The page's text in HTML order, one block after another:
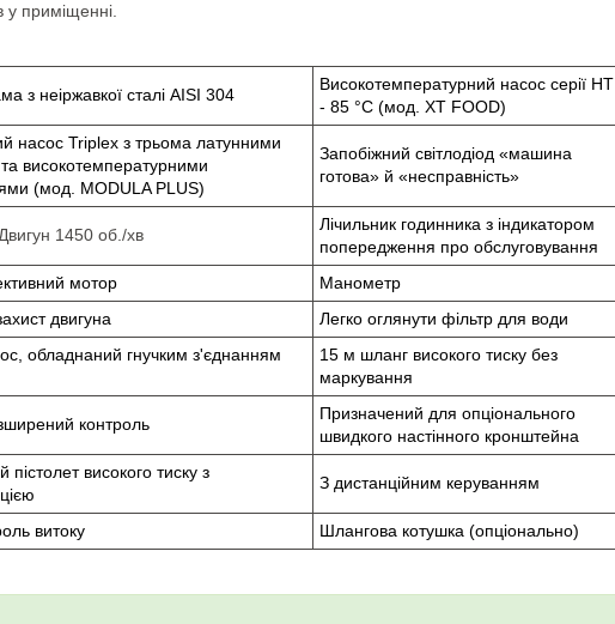
у приміщенні.
з неіржавкої сталі AISI 304
Високотемпературний насос серії HT
- 85 °C (мод. XT FOOD)
насос Triplex з трьома латунними
високотемпературними
(мод. MODULA PLUS)
Запобіжний світлодіод «машина
готова» й «несправність»
1450 об./хв
Лічильник годинника з індикатором
попередження про обслуговування
мотор
Манометр
двигуна
Легко оглянути фільтр для води
обладнаний гнучким з'єднанням
15 м шланг високого тиску без
маркування
контроль
Призначений для опціонального
швидкого настінного кронштейна
пістолет високого тиску з
З дистанційним керуванням
витоку Шлангова котушка (опціонально)